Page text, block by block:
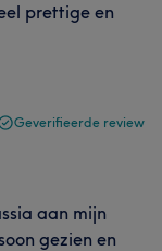
prettige en
Geverifieerde review
aan mijn
gezien en